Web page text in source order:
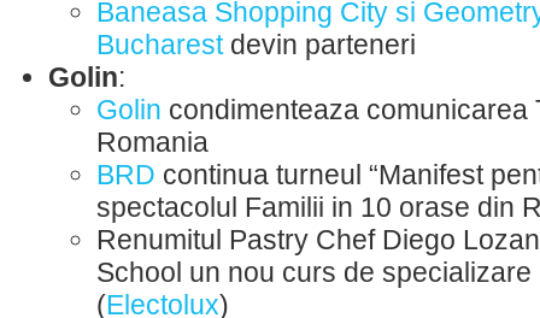
Baneasa Shopping City si
Bucharestdevin parteneri
Golin:
Golin condimenteaza comunicarea
Romania
BRD continua turneul “Manifest
spectacolul Familii in 10 orase din
Renumitul Pastry Chef Diego
School un nou curs de
(Electolux)